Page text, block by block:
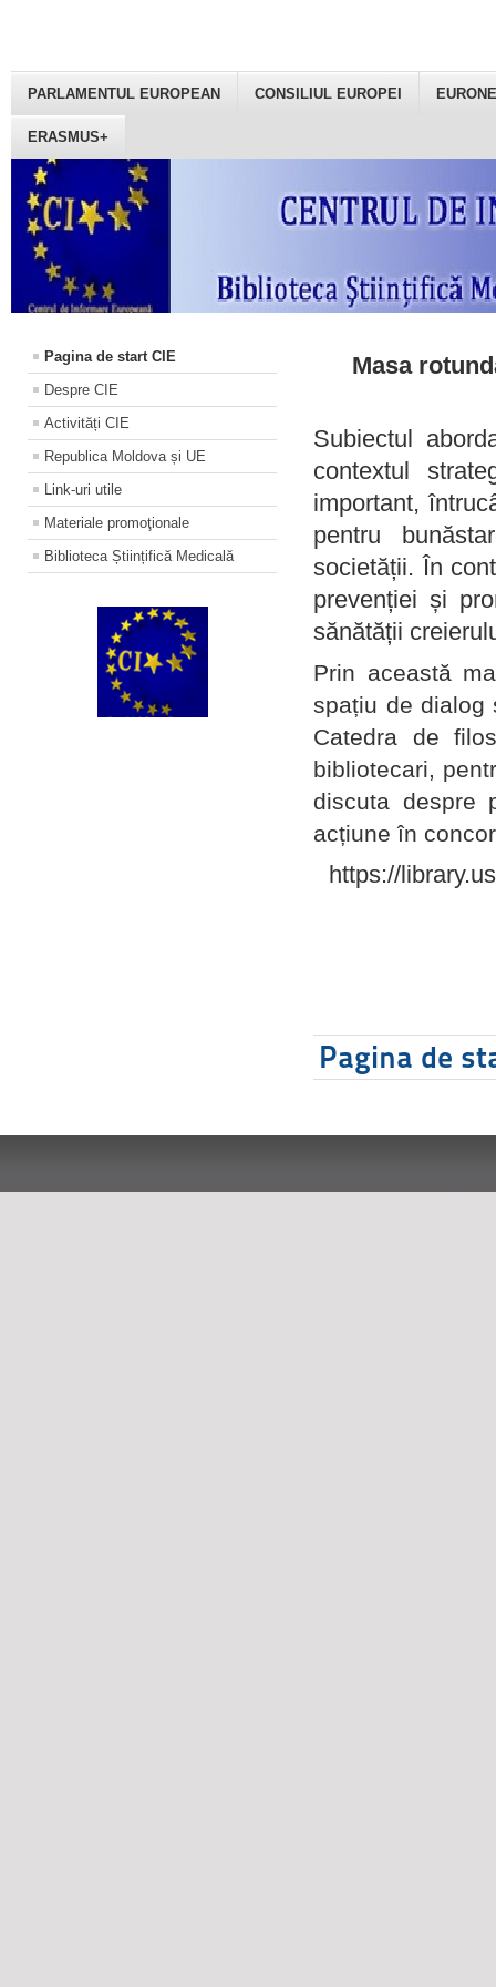
PARLAMENTUL EUROPEAN CONSILIUL EUROPEI
ERASMUS+
Pagina de start CIE
Despre CIE
Activități CIE
Republica Moldova și UE
Link-uri utile
Materiale promoţionale
Biblioteca Științifică Medicală
Masa
Subiectul
contextul
important,
pentru
societății. În
prevenției și
sănătății
Prin această
spațiu de dialog
Catedra de
bibliotecari,
discuta despre
acțiune în
https://
Pagina de